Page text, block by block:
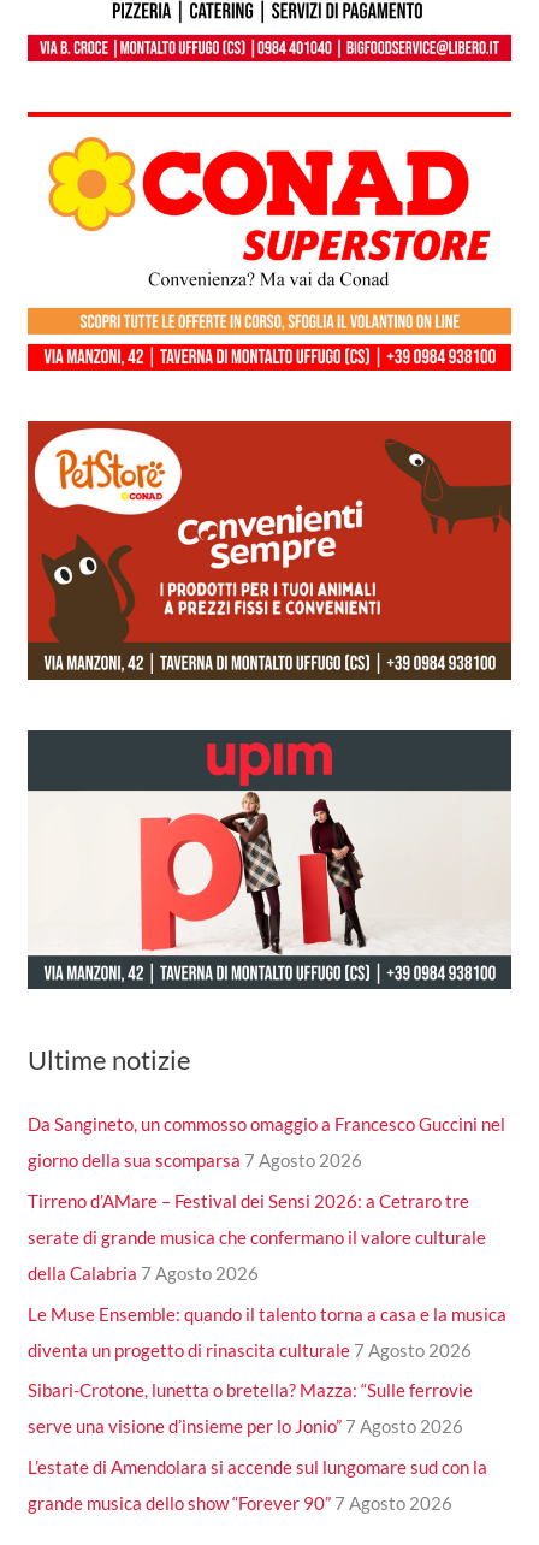
Ultime notizie
Da Sangineto, un commosso omaggio a Francesco Guccini nel
giorno della sua scomparsa 7 Agosto 2026
Tirreno d’AMare – Festival dei Sensi 2026: a Cetraro tre
serate di grande musica che confermano il valore culturale
della Calabria 7 Agosto 2026
Le Muse Ensemble: quando il talento torna a casa e la musica
diventa un progetto di rinascita culturale 7 Agosto 2026
Sibari-Crotone, lunetta o bretella? Mazza: “Sulle ferrovie
serve una visione d’insieme per lo Jonio” 7 Agosto 2026
L’estate di Amendolara si accende sul lungomare sud con la
grande musica dello show “Forever 90” 7 Agosto 2026